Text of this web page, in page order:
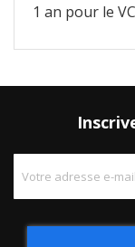
1 an pour le